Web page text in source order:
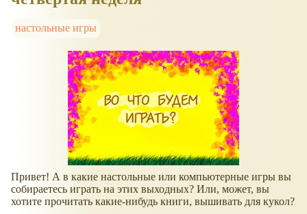
настольные игры
Привет! А в какие настольные или компьютерные игры вы
собираетесь играть на этих выходных? Или, может, вы
хотите прочитать какие-нибудь книги, вышивать для кукол?